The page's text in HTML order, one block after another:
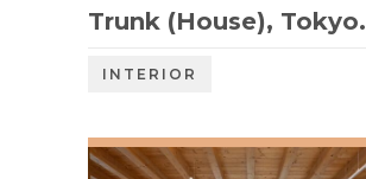
Trunk (House), Tokyo.
INTERIOR